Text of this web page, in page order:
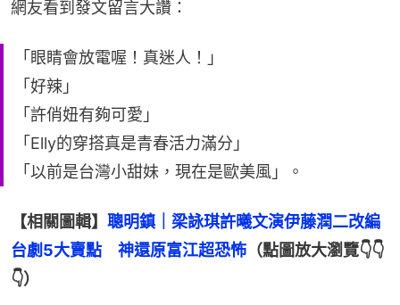
網友看到發文留言大讚：
「眼睛會放電喔！真迷人！」
「好辣」
「許俏妞有夠可愛」
「Elly的穿搭真是青春活力滿分」
「以前是台灣小甜妹，現在是歐美風」。
【相關圖輯】 聰明鎮｜梁詠琪許曦文演伊藤潤二改編
台劇5大賣點　神還原富江超恐怖 （點圖放大瀏覽👇👇
👇）